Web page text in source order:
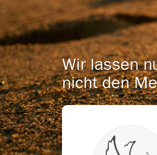
Wir lassen
nicht den